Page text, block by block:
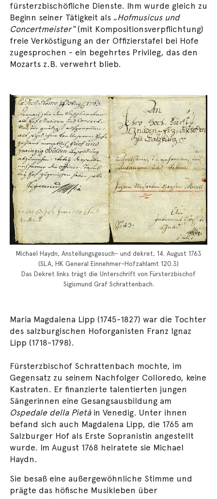
fürsterzbischöfliche Dienste. Ihm wurde gleich zu
Beginn seiner Tätigkeit als „Hofmusicus und
Concertmeister“(mit Kompositionsverpflichtung)
freie Verköstigung an der Offizierstafel bei Hofe
zugesprochen - ein begehrtes Privileg, das den
Mozarts z.B. verwehrt blieb.
Michael Haydn, Anstellungsgesuch- und dekret, 14. August 1763
(SLA, HK General Einnehmer-Hofzahlamt 120.3)
Das Dekret links trägt die Unterschrift von Fürsterzbischof
Sigismund Graf Schrattenbach.
Maria Magdalena Lipp (1745-1827) war die Tochter
des salzburgischen Hoforganisten Franz Ignaz
Lipp (1718-1798).
Fürsterzbischof Schrattenbach mochte, im
Gegensatz zu seinem Nachfolger Colloredo, keine
Kastraten. Er finanzierte talentierten jungen
Sängerinnen eine Gesangsausbildung am
Ospedale della Pietà in Venedig. Unter ihnen
befand sich auch Magdalena Lipp, die 1765 am
Salzburger Hof als Erste Sopranistin angestellt
wurde. Im August 1768 heiratete sie Michael
Haydn.
Sie besaß eine außergewöhnliche Stimme und
prägte das höfische Musikleben über